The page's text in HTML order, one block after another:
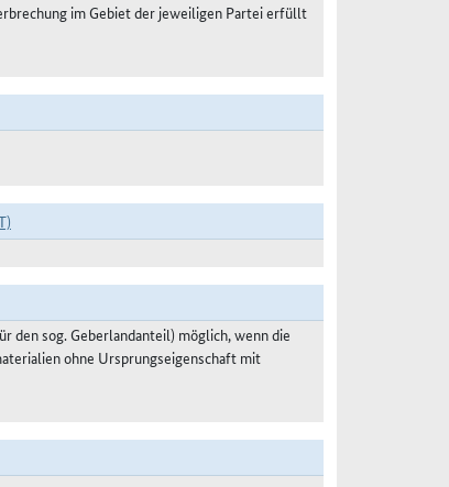
im Gebiet der jeweiligen Partei erfüllt
den sog. Geberlandanteil) möglich, wenn die
ohne Ursprungseigenschaft mit